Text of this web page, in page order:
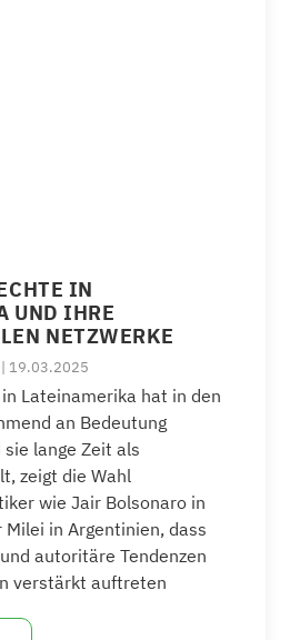
IN
UND IHRE
NETZWERKE
19.03.2025
Lateinamerika hat in den
an Bedeutung
lange Zeit als
zeigt die Wahl
wie Jair Bolsonaro in
in Argentinien, dass
autoritäre Tendenzen
verstärkt auftreten